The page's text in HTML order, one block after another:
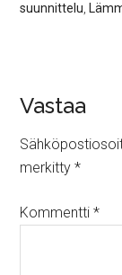
suunnittelu,
Vastaa
merkitty*
Kommentti*